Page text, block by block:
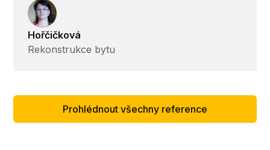
Hořčičková
Rekonstrukce bytu
Prohlédnout všechny reference